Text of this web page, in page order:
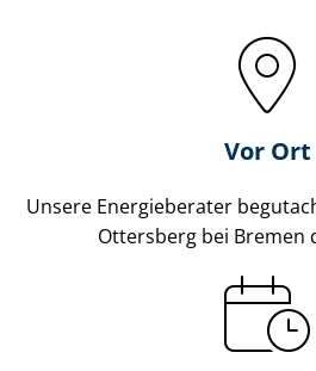
Vor Ort
Unsere Energieberater
Ottersberg bei Bremen